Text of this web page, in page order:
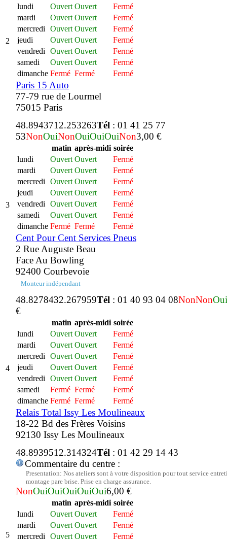
2
lundi
Ouvert Ouvert
Fermé
mardi
Ouvert Ouvert
Fermé
mercredi
Ouvert Ouvert
Fermé
jeudi
Ouvert Ouvert
Fermé
vendredi
Ouvert Ouvert
Fermé
samedi
Ouvert Ouvert
Fermé
dimanche Fermé Fermé Fermé
Paris 15 Auto
77-79 rue de Lourmel
75015 Paris
3
48.894371 2.253263Tél : 01 41 25 77
53NonOuiNonOuiOuiOuiNon3,00 €
matin après-midi soirée
lundi
Ouvert Ouvert
Fermé
mardi
Ouvert Ouvert
Fermé
mercredi
Ouvert Ouvert
Fermé
jeudi
Ouvert Ouvert
Fermé
vendredi
Ouvert Ouvert
Fermé
samedi
Ouvert Ouvert
Fermé
dimanche Fermé Fermé Fermé
Cent Pour Cent Services Pneus
2 Rue Auguste Beau
Face Au Bowling
92400 Courbevoie
Monteur indépendant
4
48.8278432.267959Tél : 01 40 93 04 08NonNonOui
€
matin après-midi soirée
lundi
Ouvert Ouvert
Fermé
mardi
Ouvert Ouvert
Fermé
mercredi
Ouvert Ouvert
Fermé
jeudi
Ouvert Ouvert
Fermé
vendredi
Ouvert Ouvert
Fermé
samedi
Fermé Fermé
Fermé
dimanche Fermé Fermé Fermé
Relais Total Issy Les Moulineaux
18-22 Bd des Frères Voisins
92130 Issy Les Moulineaux
5
48.893951 2.314324Tél : 01 42 29 14 43
Commentaire du centre :
Presentation: Nos ateliers sont à votre disposition pour tout service
montage pare brise. Prise en charge assurance.
NonOuiOuiOuiOuiOui6,00 €
matin après-midi soirée
lundi
Ouvert Ouvert
Fermé
mardi
Ouvert Ouvert
Fermé
mercredi
Ouvert Ouvert
Fermé